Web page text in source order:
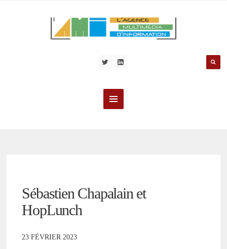
Sébastien Chapalain et
HopLunch
23 FÉVRIER 2023